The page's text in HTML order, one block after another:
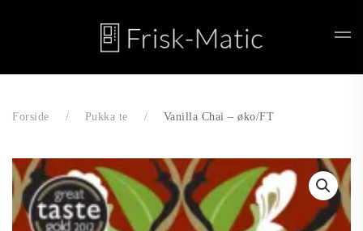
Skip to main content
Forside Pukka te Vanilla Chai – øko/FT